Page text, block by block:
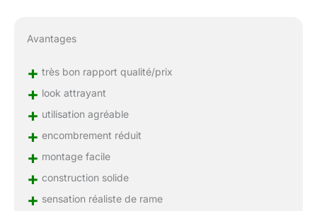
Avantages
+ très bon rapport qualité/prix
+ look attrayant
+ utilisation agréable
+ encombrement réduit
+ montage facile
+ construction solide
+ sensation réaliste de rame